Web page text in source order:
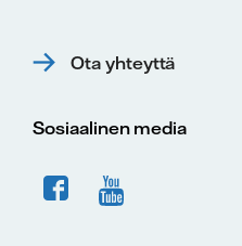
Ota yhteyttä
Sosiaalinen media